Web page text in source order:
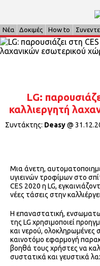
Νέα Δοκιμές How to
LG:
καλλιεργητή
Συντάκτης: Deasy@
Mια άνετη,
υγιεινών τροφίμων στο
CES 2020 η LG,
νέες τάσεις στην
Η επαναστατική,
της LG χρησιμοποιεί
και νερού, ολοκληρωμένες
καινοτόμο εφαρμογή
βοηθά τους χρήστες να
συστατικά και γευστικά